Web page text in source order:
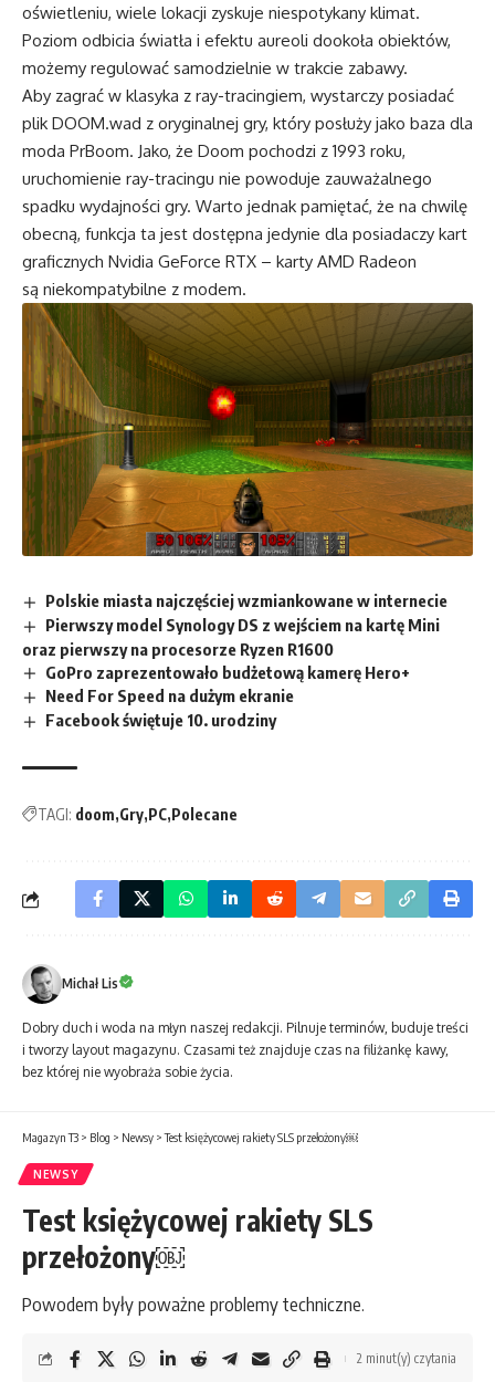
oświetleniu, wiele lokacji zyskuje niespotykany klimat.
Poziom odbicia światła i efektu aureoli dookoła obiektów,
możemy regulować samodzielnie w trakcie zabawy.
Aby zagrać w klasyka z ray-tracingiem, wystarczy posiadać
plik DOOM.wad z oryginalnej gry, który posłuży jako baza dla
moda PrBoom. Jako, że Doom pochodzi z 1993 roku,
uruchomienie ray-tracingu nie powoduje zauważalnego
spadku wydajności gry. Warto jednak pamiętać, że na chwilę
obecną, funkcja ta jest dostępna jedynie dla posiadaczy kart
graficznych Nvidia GeForce RTX – karty AMD Radeon
są niekompatybilne z modem.
Polskie miasta najczęściej wzmiankowane w internecie
Pierwszy model Synology DS z wejściem na kartę Mini
oraz pierwszy na procesorze Ryzen R1600
GoPro zaprezentowało budżetową kamerę Hero+
Need For Speed na dużym ekranie
Facebook świętuje 10. urodziny
TAGI: doom Gry PC Polecane
Michał Lis
Dobry duch i woda na młyn naszej redakcji. Pilnuje terminów, buduje treści
i tworzy layout magazynu. Czasami też znajduje czas na filiżankę kawy,
bez której nie wyobraża sobie życia.
Magazyn T3 > Blog > Newsy >Test księżycowej rakiety SLS przełożony￼
NEWSY
Test księżycowej rakiety SLS
przełożony￼
Powodem były poważne problemy techniczne.
2 minut(y) czytania